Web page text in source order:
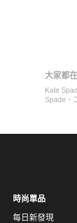
大家都
Kate
Spade 、
時尚單品
每日新發現